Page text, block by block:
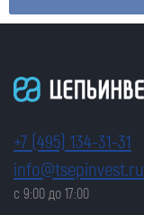
+7 (495) 134-31-31
info@tsepinvest.ru
с 9:00 до 17:00